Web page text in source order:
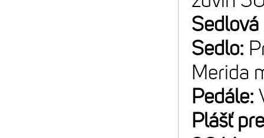
Sedlo:
Merida
Pedále:
Plášť